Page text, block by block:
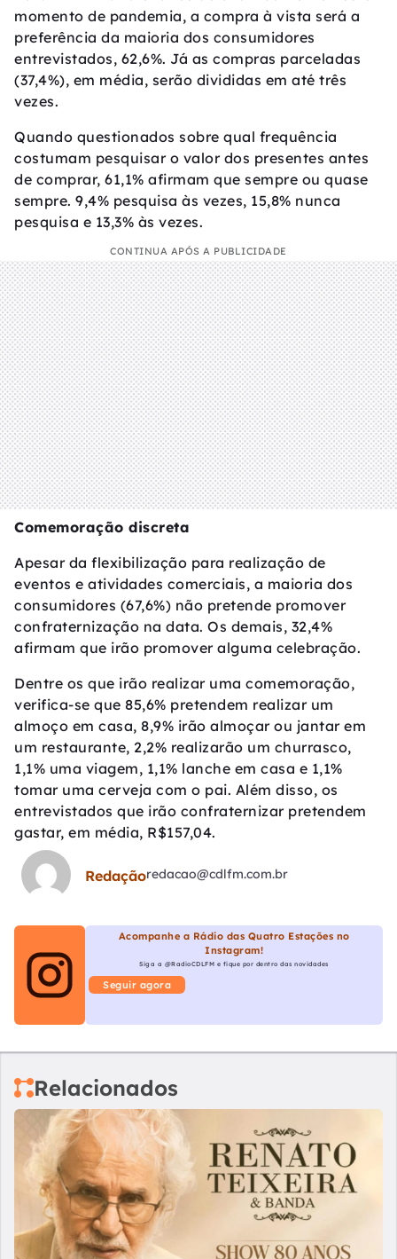
momento de pandemia, a compra à vista será a
preferência da maioria dos consumidores
entrevistados, 62,6%. Já as compras parceladas
(37,4%), em média, serão divididas em até três
vezes.
Quando questionados sobre qual frequência
costumam pesquisar o valor dos presentes antes
de comprar, 61,1% afirmam que sempre ou quase
sempre. 9,4% pesquisa às vezes, 15,8% nunca
pesquisa e 13,3% às vezes.
CONTINUA APÓS A PUBLICIDADE
Comemoração discreta
Apesar da flexibilização para realização de
eventos e atividades comerciais, a maioria dos
consumidores (67,6%) não pretende promover
confraternização na data. Os demais, 32,4%
afirmam que irão promover alguma celebração.
Dentre os que irão realizar uma comemoração,
verifica-se que 85,6% pretendem realizar um
almoço em casa, 8,9% irão almoçar ou jantar em
um restaurante, 2,2% realizarão um churrasco,
1,1% uma viagem, 1,1% lanche em casa e 1,1%
tomar uma cerveja com o pai. Além disso, os
entrevistados que irão confraternizar pretendem
gastar, em média, R$157,04.
Redaçãoredacao@cdlfm.com.br
Acompanhe a Rádio das Quatro Estações no
Instagram!
Siga a @RadioCDLFM e fique por dentro das novidades
Seguir agora
Relacionados